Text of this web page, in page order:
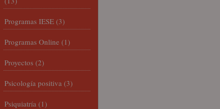
Programas IESE (3)
Programas Online (1)
Proyectos (2)
Psicología positiva (3)
Psiquiatría (1)